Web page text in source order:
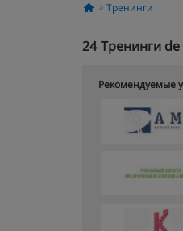
Тренинги
24 Тренинги de
Рекомендуемые